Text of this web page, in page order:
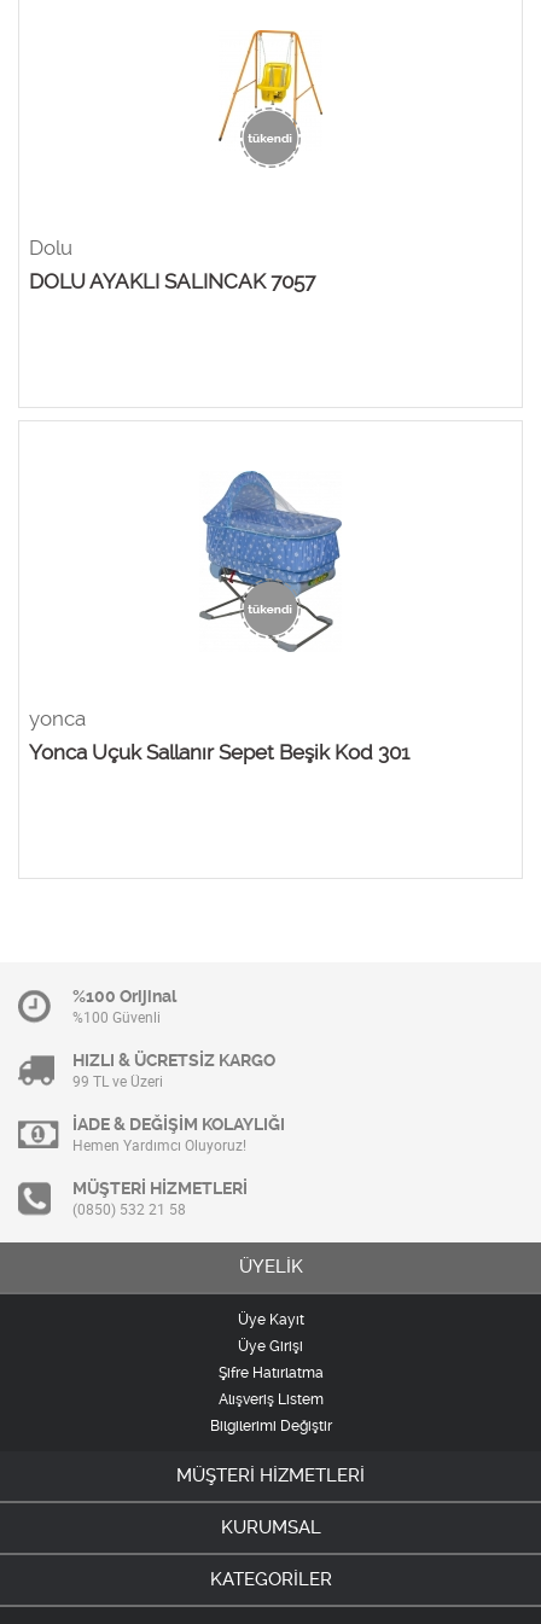
Dolu
DOLU AYAKLI SALINCAK 7057
yonca
Yonca Uçuk Sallanır Sepet Beşik Kod 301
%100 Orijinal
%100 Güvenli
HIZLI & ÜCRETSİZ KARGO
99 TL ve Üzeri
İADE & DEĞİŞİM KOLAYLIĞI
Hemen Yardımcı Oluyoruz!
MÜŞTERİ HİZMETLERİ
(0850) 532 21 58
ÜYELİK
Üye Kayıt
Üye Girişi
Şifre Hatırlatma
Alışveriş Listem
Bilgilerimi Değiştir
MÜŞTERİ HİZMETLERİ
KURUMSAL
KATEGORİLER